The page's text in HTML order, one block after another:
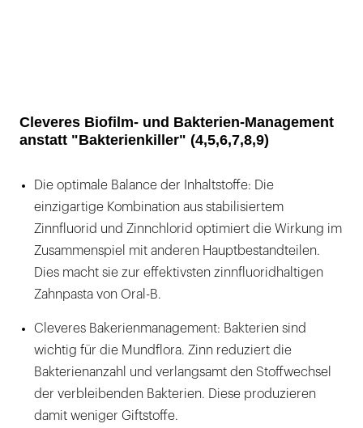
Cleveres Biofilm- und Bakterien-Management
anstatt "Bakterienkiller" (4,5,6,7,8,9)
Die optimale Balance der Inhaltstoffe: Die
einzigartige Kombination aus stabilisiertem
Zinnfluorid und Zinnchlorid optimiert die Wirkung im
Zusammenspiel mit anderen Hauptbestandteilen.
Dies macht sie zur effektivsten zinnfluoridhaltigen
Zahnpasta von Oral-B.
Cleveres Bakerienmanagement: Bakterien sind
wichtig für die Mundflora. Zinn reduziert die
Bakterienanzahl und verlangsamt den Stoffwechsel
der verbleibenden Bakterien. Diese produzieren
damit weniger Giftstoffe.